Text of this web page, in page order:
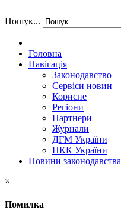
Пошук...
Головна
Навігація
Законодавство
Сервіси новин
Корисне
Регіони
Партнери
Журнали
ДГМ України
ПКК України
Новини законодавства
×
Помилка